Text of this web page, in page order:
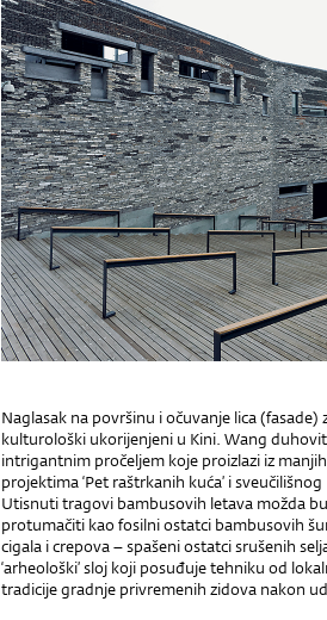
Naglasak na površinu i očuvanje lica
kulturološki ukorijenjeni u Kini. Wang
intrigantnim pročeljem koje proizlazi iz
projektima ‘Pet raštrkanih kuća’ i
Utisnuti tragovi bambusovih letava možda
protumačiti kao fosilni ostatci bambusovih
cigala i crepova – spašeni ostatci srušenih
‘arheološki’ sloj koji posuđuje tehniku od
tradicije gradnje privremenih zidova nakon